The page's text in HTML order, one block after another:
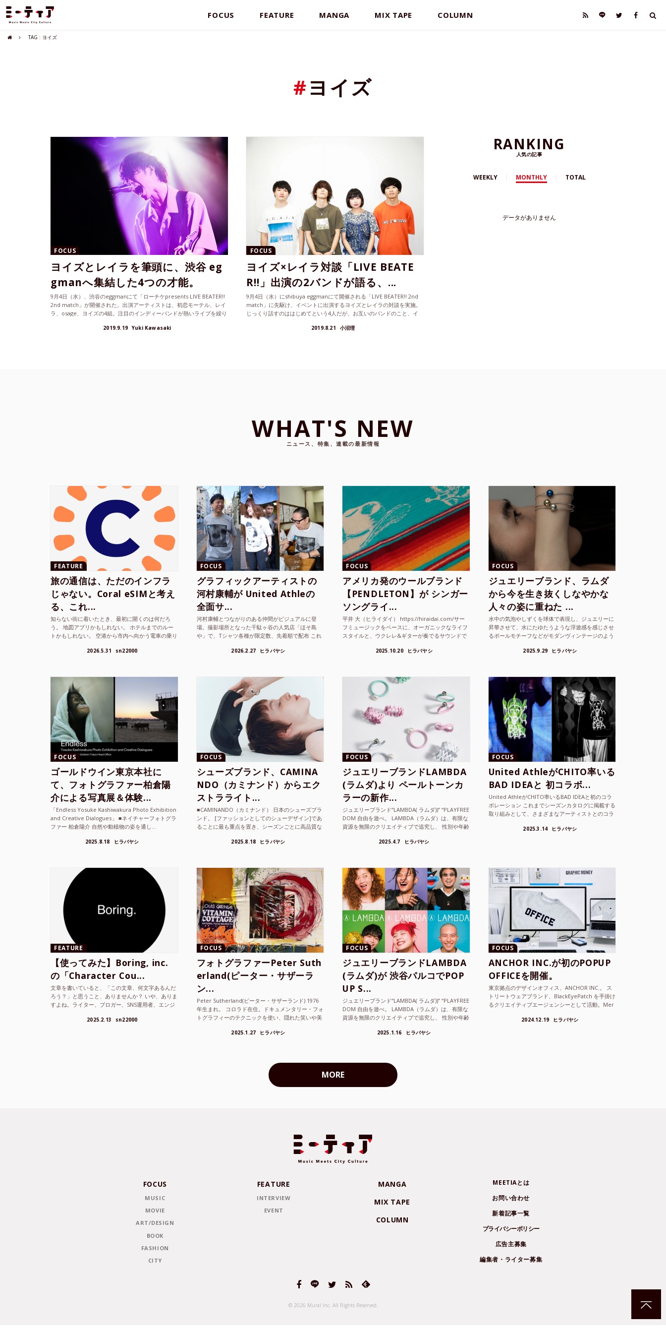
FOCUS FEATURE MANGA MIX TAPE COLUMN
TAG : ヨイズ
#ヨイズ
FOCUS
ヨイズとレイラを筆頭に、渋谷 eg
gmanへ集結した4つの才能。
9月4日（水）、渋谷のeggmanにて「ローチケpresents LIVE BEATER!!
2nd match」が開催された。出演アーティストは、初恋モーテル、レイ
ラ、osage、ヨイズの4組。注目のインディーバンドが熱いライブを繰り
2019.9.19 Yuki Kawasaki
FOCUS
ヨイズ×レイラ対談「LIVE BEATE
R!!」出演の2バンドが語る、...
9月4日（水）にshibuya eggmanにて開催される「LIVE BEATER!! 2nd
match」に先駆け、イベントに出演するヨイズとレイラの対談を実施。
じっくり話すのははじめてという4人だが、お互いのバンドのこと、イ
2019.8.21 小沼理
RANKING
人気の記事
WEEKLY MONTHLY TOTAL
データがありません
WHAT'S NEW
ニュース、特集、連載の最新情報
FEATURE
旅の通信は、ただのインフラ
じゃない。Coral eSIMと考え
る、これ...
知らない街に着いたとき、最初に開くのは何だろ
う。 地図アプリかもしれない。 ホテルまでのルー
トかもしれない。 空港から市内へ向かう電車の乗り
て、その街の空...2026.5.31 sn22000
FOCUS
グラフィックアーティストの
河村康輔が United Athleの
全面サ...
河村康輔とつながりのある仲間がビジュアルに登
場。撮影場所となった千駄ヶ谷の人気店「ほそ島
や」で、Tシャツ各種が限定数、先着順で配布 これ
2026.2.27 ヒラバヤシ
FOCUS
アメリカ発のウールブランド
【PENDLETON】が シンガー
ソングライ...
平井 大（ヒライダイ） https://hiraidai.com/サー
フミュージックをベースに、オーガニックなライフ
スタイルと、ウクレレ&ギターが奏でるサウンドで
2025.10.20 ヒラバヤシ
FOCUS
ジュエリーブランド、ラムダ
から今を生き抜くしなやかな
人々の姿に重ねた ...
水中の気泡やしずくを球体で表現し、ジュエリーに
昇華させて、水にたゆたうような浮遊感を感じさせ
るボールモチーフなどがモダンヴィンテージのよう
2025.9.29 ヒラバヤシ
FOCUS
ゴールドウイン東京本社に
て、フォトグラファー柏倉陽
介による写真展＆体験...
「Endless Yosuke Kashiwakura Photo Exhibition
and Creative Dialogues」 ■ネイチャーフォトグラ
ファー 柏倉陽介 自然や動植物の姿を通し...
2025.8.18 ヒラバヤシ
FOCUS
シューズブランド、CAMINA
NDO（カミナンド）からエク
ストラライト...
■CAMINANDO（カミナンド） 日本のシューズブラ
ンド。 [ファッションとしてのシューデザイン]であ
ることに最も重点を置き、シーズンごとに高品質な
2025.8.18 ヒラバヤシ
FOCUS
ジュエリーブランドLAMBDA
(ラムダ)より ペールトーンカ
ラーの新作...
ジュエリーブランド“LAMBDA( ラムダ))” “PLAYFREE
DOM 自由を遊べ。 LAMBDA（ラムダ）は、有限な
資源を無限のクリエイティブで追究し、 性別や年齢
2025.4.7 ヒラバヤシ
FOCUS
United AthleがCHITO率いる
BAD IDEAと 初コラボ...
United AthleがCHITO率いるBAD IDEAと初のコラ
ボレーション これまでシーズンカタログに掲載する
取り組みとして、さまざまなアーティストとのコラ
2025.3.14 ヒラバヤシ
FEATURE
【使ってみた】Boring, inc.
の「Character Cou...
文章を書いていると、「この文章、何文字あるんだ
ろう？」と思うこと、ありませんか？ いや、ありま
すよね。ライター、ブロガー、SNS運用者、エンジ
2025.2.13 sn22000
FOCUS
フォトグラファーPeter Suth
erland(ピーター・サザーラ
ン...
Peter Sutherland(ピーター・サザーランド) 1976
年生まれ。 コロラド在住。ドキュメンタリー・フォ
トグラフィーのテクニックを使い、隠れた笑いや美
2025.1.27 ヒラバヤシ
FOCUS
ジュエリーブランドLAMBDA
(ラムダ)が 渋谷パルコでPOP
UP S...
ジュエリーブランド“LAMBDA( ラムダ))” “PLAYFREE
DOM 自由を遊べ。 LAMBDA（ラムダ）は、有限な
資源を無限のクリエイティブで追究し、 性別や年齢
2025.1.16 ヒラバヤシ
FOCUS
ANCHOR INC.が初のPOPUP
OFFICEを開催。
東京拠点のデザインオフィス、ANCHOR INC.。 ス
トリートウェアブランド、BlackEyePatch を手掛け
るクリエイティブエージェンシーとして活動。Mer
2024.12.19 ヒラバヤシ
MORE
FOCUS
MUSIC
MOVIE
ART/DESIGN
BOOK
FASHION
CITY
FEATURE
INTERVIEW
EVENT
MANGA
MIX TAPE
COLUMN
MEETIAとは
お問い合わせ
新着記事一覧
プライバシーポリシー
広告主募集
編集者・ライター募集
© 2026 Mural Inc. All Rights Reserved.